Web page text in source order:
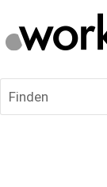
Finden